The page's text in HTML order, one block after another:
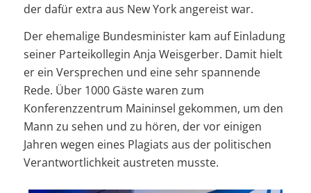
der dafür extra aus New York angereist war.
Der ehemalige Bundesminister kam auf Einladung
seiner Parteikollegin Anja Weisgerber. Damit hielt
er ein Versprechen und eine sehr spannende
Rede. Über 1000 Gäste waren zum
Konferenzzentrum Maininsel gekommen, um den
Mann zu sehen und zu hören, der vor einigen
Jahren wegen eines Plagiats aus der politischen
Verantwortlichkeit austreten musste.